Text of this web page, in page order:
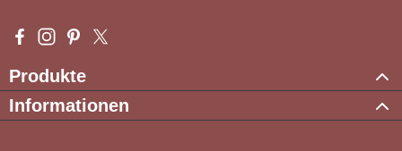
Besuche uns auf Facebook – öffnet in neuem Tab (externer
Schau auf Instagram vorbei – öffnet in neuem Tab
Lass dich auf Pinterest inspirieren – öffnet in neuem
Folge uns auf X – öffnet in neuem Tab (externer
Produkte
Informationen